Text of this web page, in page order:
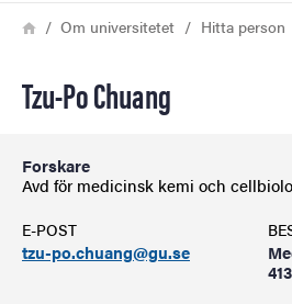
Länkstig
HemOm universitetet Hitta person
Tzu-Po Chuang
Forskare
Avd för medicinsk kemi och
E-POST
tzu-po.chuang@gu.se